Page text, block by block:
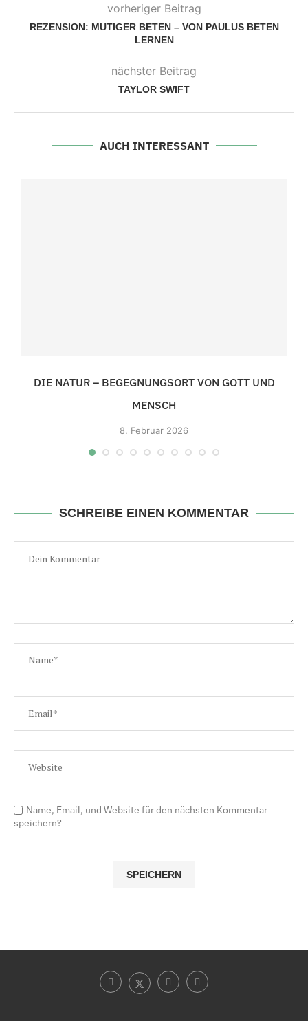
vorheriger Beitrag
REZENSION: MUTIGER BETEN – VON PAULUS BETEN
LERNEN
nächster Beitrag
TAYLOR SWIFT
AUCH INTERESSANT
DIE NATUR – BEGEGNUNGSORT VON GOTT UND
MENSCH
8. Februar 2026
SCHREIBE EINEN KOMMENTAR
Name, Email, und Website für den nächsten Kommentar
speichern?